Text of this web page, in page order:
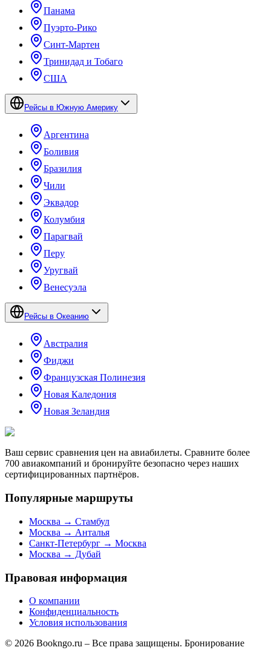
Панама
Пуэрто-Рико
Синт-Мартен
Тринидад и Тобаго
США
Рейсы в Южную Америку
Аргентина
Боливия
Бразилия
Чили
Эквадор
Колумбия
Парагвай
Перу
Уругвай
Венесуэла
Рейсы в Океанию
Австралия
Фиджи
Французская Полинезия
Новая Каледония
Новая Зеландия
Ваш сервис сравнения цен на авиабилеты. Сравните более
700 авиакомпаний и бронируйте безопасно через наших
сертифицированных партнёров.
Популярные маршруты
Москва → Стамбул
Москва → Анталья
Санкт-Петербург → Москва
Москва → Дубай
Правовая информация
О компании
Конфиденциальность
Условия использования
© 2026 Bookngo.ru – Все права защищены. Бронирование